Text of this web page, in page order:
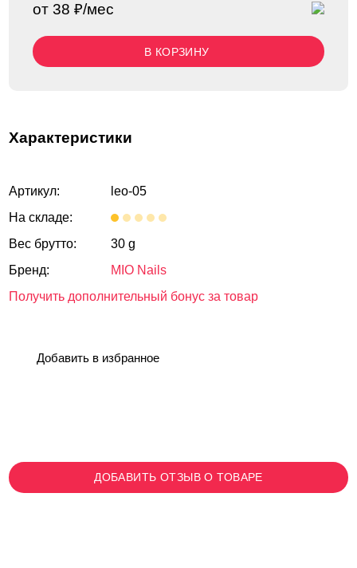
от 38 ₽/мес
В КОРЗИНУ
Характеристики
Артикул:
leo-05
На складе:
Вес брутто:
30 g
Бренд:
MIO Nails
Получить дополнительный бонус за товар
Добавить в избранное
ДОБАВИТЬ ОТЗЫВ О ТОВАРЕ